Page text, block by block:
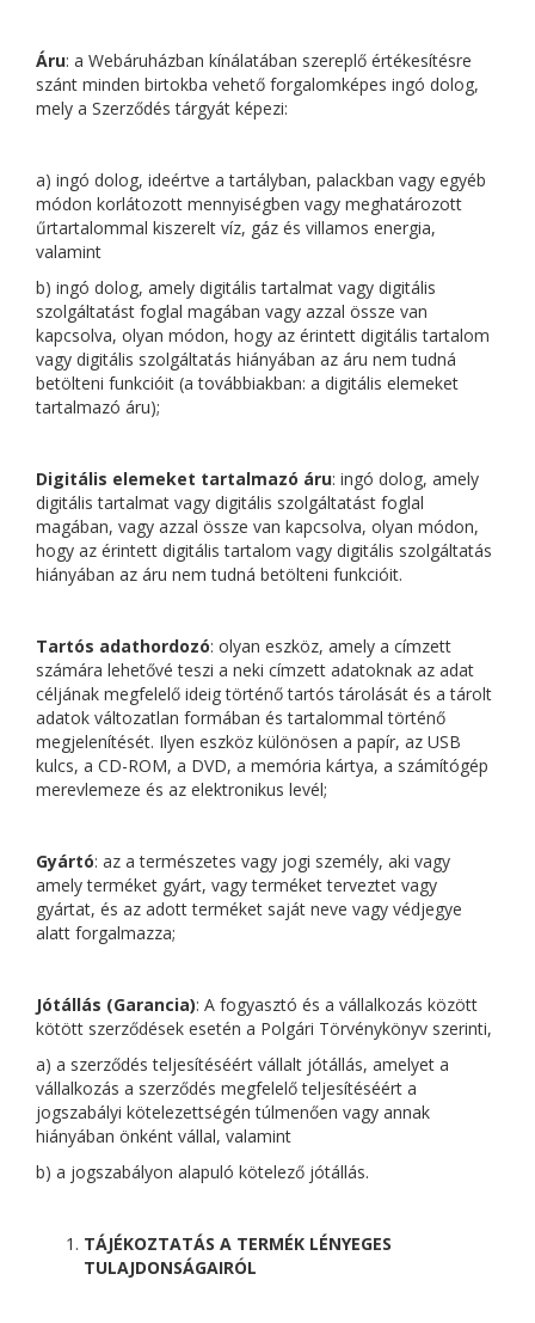
Áru: a Webáruházban kínálatában szereplő értékesítésre
szánt minden birtokba vehető forgalomképes ingó dolog,
mely a Szerződés tárgyát képezi:
a) ingó dolog, ideértve a tartályban, palackban vagy egyéb
módon korlátozott mennyiségben vagy meghatározott
űrtartalommal kiszerelt víz, gáz és villamos energia,
valamint
b) ingó dolog, amely digitális tartalmat vagy digitális
szolgáltatást foglal magában vagy azzal össze van
kapcsolva, olyan módon, hogy az érintett digitális tartalom
vagy digitális szolgáltatás hiányában az áru nem tudná
betölteni funkcióit (a továbbiakban: a digitális elemeket
tartalmazó áru);
Digitális elemeket tartalmazó áru: ingó dolog, amely
digitális tartalmat vagy digitális szolgáltatást foglal
magában, vagy azzal össze van kapcsolva, olyan módon,
hogy az érintett digitális tartalom vagy digitális szolgáltatás
hiányában az áru nem tudná betölteni funkcióit.
Tartós adathordozó: olyan eszköz, amely a címzett
számára lehetővé teszi a neki címzett adatoknak az adat
céljának megfelelő ideig történő tartós tárolását és a tárolt
adatok változatlan formában és tartalommal történő
megjelenítését. Ilyen eszköz különösen a papír, az USB
kulcs, a CD-ROM, a DVD, a memória kártya, a számítógép
merevlemeze és az elektronikus levél;
Gyártó: az a természetes vagy jogi személy, aki vagy
amely terméket gyárt, vagy terméket terveztet vagy
gyártat, és az adott terméket saját neve vagy védjegye
alatt forgalmazza;
Jótállás (Garancia): A fogyasztó és a vállalkozás között
kötött szerződések esetén a Polgári Törvénykönyv szerinti,
a) a szerződés teljesítéséért vállalt jótállás, amelyet a
vállalkozás a szerződés megfelelő teljesítéséért a
jogszabályi kötelezettségén túlmenően vagy annak
hiányában önként vállal, valamint
b) a jogszabályon alapuló kötelező jótállás.
TÁJÉKOZTATÁS A TERMÉK LÉNYEGES
TULAJDONSÁGAIRÓL